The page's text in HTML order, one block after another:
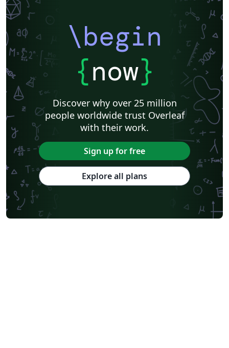
\begin
{now}
Discover why over 25 million
people worldwide trust Overleaf
with their work.
Sign up for free
Explore all plans